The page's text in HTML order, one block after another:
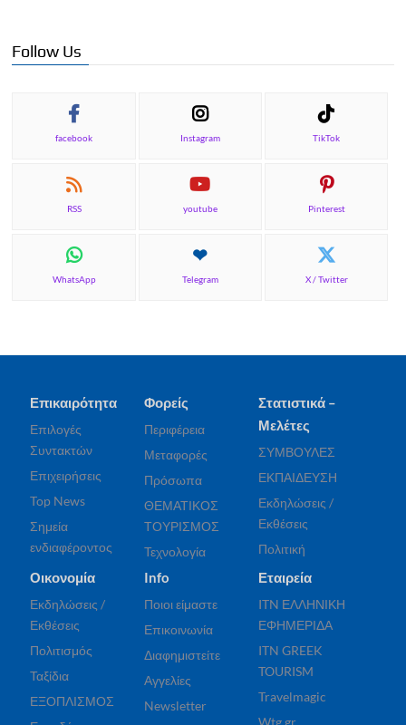
Follow Us
facebook Instagram TikTok
RSS youtube Pinterest
WhatsApp Telegram X / Twitter
Επικαιρότητα
Επιλογές
Συντακτών
Επιχειρήσεις
Top News
Σημεία
ενδιαφέροντος
Φορείς
Περιφέρεια
Μεταφορές
Πρόσωπα
ΘΕΜΑΤΙΚΟΣ
ΤΟΥΡΙΣΜΟΣ
Τεχνολογία
Στατιστικά –
Μελέτες
ΣΥΜΒΟΥΛΕΣ
ΕΚΠΑΙΔΕΥΣΗ
Εκδηλώσεις /
Εκθέσεις
Πολιτική
Οικονομία
Εκδηλώσεις /
Εκθέσεις
Πολιτισμός
Ταξίδια
ΕΞΟΠΛΙΣΜΟΣ
Info
Ποιοι είμαστε
Επικοινωνία
Διαφημιστείτε
Αγγελίες
Newsletter
Εταιρεία
ITN ΕΛΛΗΝΙΚΗ
ΕΦΗΜΕΡΙΔΑ
ITN GREEK
TOURISM
Travelmagic
Wtg.gr